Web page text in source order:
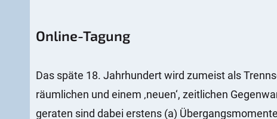
Online-Tagung
Das späte 18. Jahrhundert wird zumeist als
räumlichen und einem ‚neuen‘, zeitlichen
geraten sind dabei erstens (a)